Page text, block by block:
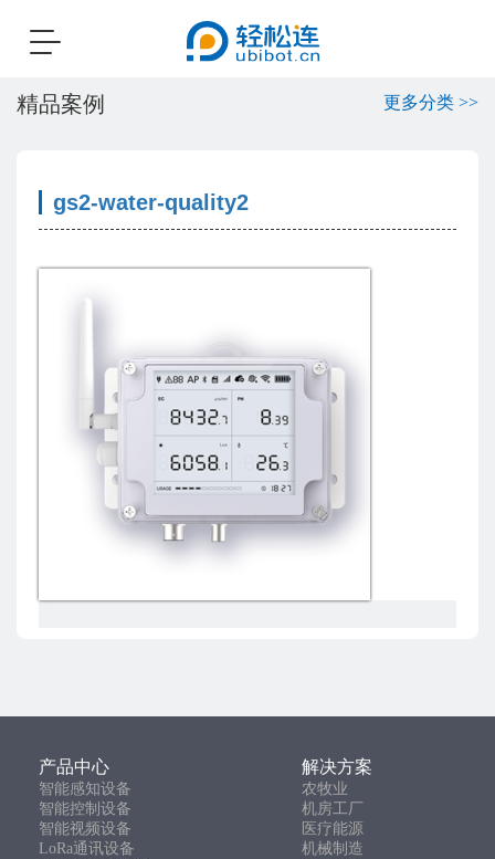
Toggle
精品案例 更多分类 >>
gs2-water-quality2
产品中心 解决方案
智能感知设备
农牧业
智能控制设备
机房工厂
智能视频设备
医疗能源
LoRa通讯设备
机械制造